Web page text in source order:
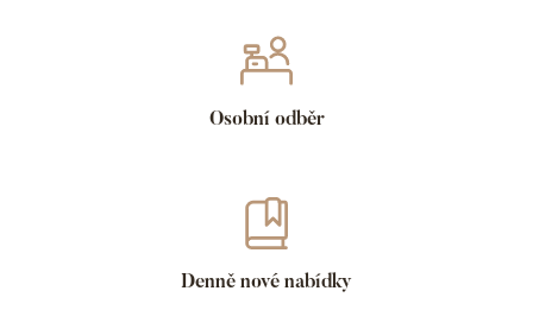
Osobní odběr
Denně nové nabídky